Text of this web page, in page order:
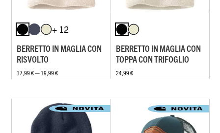
+ 12
BERRETTO IN MAGLIA CON
RISVOLTO
17,99 € — 19,99 €
BERRETTO IN MAGLIA CON
TOPPA CON TRIFOGLIO
24,99 €